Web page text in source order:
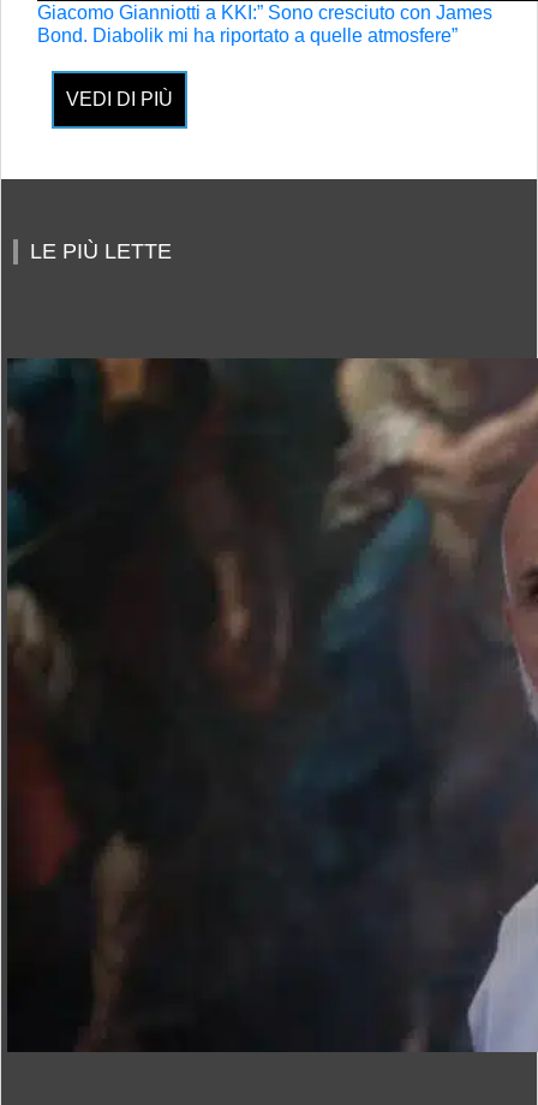
Giacomo Gianniotti a KKI:” Sono cresciuto con James
Bond. Diabolik mi ha riportato a quelle atmosfere”
VEDI DI PIÙ
LE PIÙ LETTE